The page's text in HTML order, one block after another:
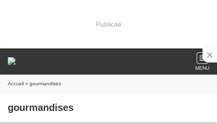
Publicité
MENU
Accueil » gourmandises
gourmandises